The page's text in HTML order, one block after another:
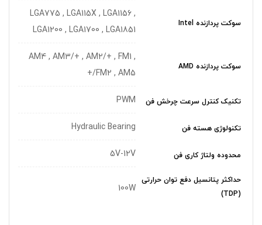
سوکت پردازنده Intel
LGA775 , LGA115X , LGA1156 ,
LGA1200 , LGA1700 , LGA1851
سوکت پردازنده AMD
AM4 , AM3/+ , AM2/+ , FM1 ,
+/FM2 , AM5
تکنیک کنترل سرعت چرخش فن PWM
تکنولوژی هسته فن Hydraulic Bearing
محدوده ولتاژ کاری فن 5V-12V
حداکثر پتانسیل دفع توان حرارتی
(TDP)
100W